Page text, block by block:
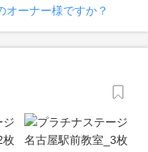
オーナー様ですか？